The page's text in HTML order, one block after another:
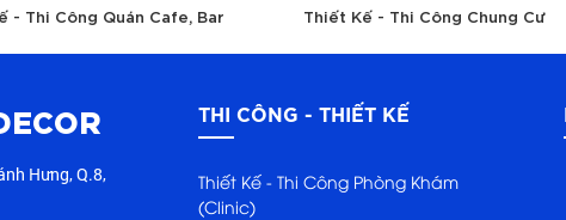
- Thi Công Quán Cafe, Bar Thiết Kế - Thi Công Chung Cư
Hưng, Q.8,
THI CÔNG - THIẾT KẾ
Thiết Kế - Thi Công Phòng Khám
(Clinic)